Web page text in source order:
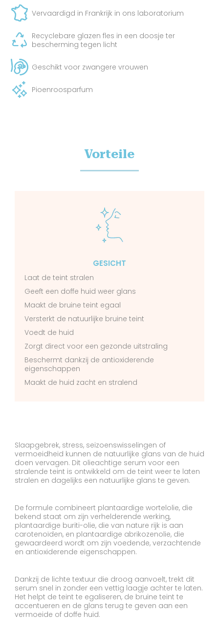
Vervaardigd in Frankrijk in ons laboratorium
Recyclebare glazen fles in een doosje ter
bescherming tegen licht
Geschikt voor zwangere vrouwen
Pioenroosparfum
Vorteile
GESICHT
Laat de teint stralen
Geeft een doffe huid weer glans
Maakt de bruine teint egaal
Versterkt de natuurlijke bruine teint
Voedt de huid
Zorgt direct voor een gezonde uitstraling
Beschermt dankzij de antioxiderende
eigenschappen
Maakt de huid zacht en stralend
Slaapgebrek, stress, seizoenswisselingen of
vermoeidheid kunnen de natuurlijke glans van de huid
doen vervagen. Dit olieachtige serum voor een
stralende teint is ontwikkeld om de teint weer te laten
stralen en dagelijks een natuurlijke glans te geven.
De formule combineert plantaardige wortelolie, die
bekend staat om zijn verhelderende werking,
plantaardige buriti-olie, die van nature rijk is aan
carotenoïden, en plantaardige abrikozenolie, die
gewaardeerd wordt om zijn voedende, verzachtende
en antioxiderende eigenschappen.
Dankzij de lichte textuur die droog aanvoelt, trekt dit
serum snel in zonder een vettig laagje achter te laten.
Het helpt de teint te egaliseren, de bruine teint te
accentueren en de glans terug te geven aan een
vermoeide of doffe huid.